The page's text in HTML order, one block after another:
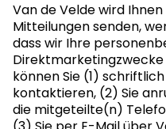
Van de Velde wird
Mitteilungen senden,
dass wir Ihre
können Sie (1)
kontaktieren, (2) Sie
die mitgeteilte(n)